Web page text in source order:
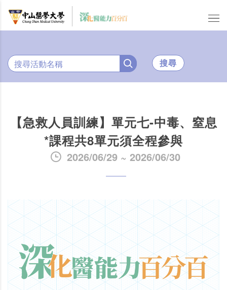
搜尋
【急救人員訓練】單元七-中毒、窒息
*課程共8單元須全程參與
2026/06/29 ~ 2026/06/30